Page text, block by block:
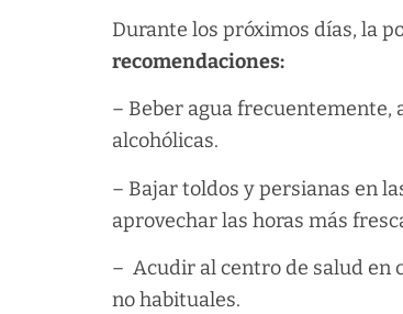
Durante los próximos días, la
recomendaciones:
– Beber agua frecuentemente,
alcohólicas.
– Bajar toldos y persianas en
aprovechar las horas más
– Acudir al centro de salud en
no habituales.